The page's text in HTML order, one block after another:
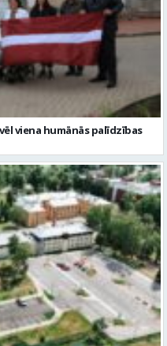
viena humānās palīdzības